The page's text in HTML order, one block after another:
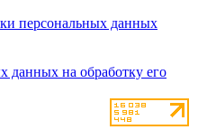
персональных данных
данных на обработку его